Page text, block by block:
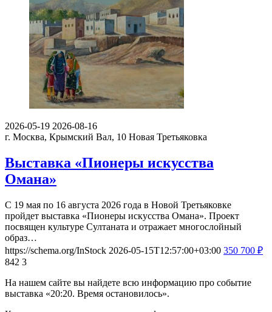
2026-05-19 2026-08-16
г. Москва, Крымский Вал, 10 Новая Третьяковка
Выставка «Пионеры искусства
Омана»
С 19 мая по 16 августа 2026 года в Новой Третьяковке
пройдет выставка «Пионеры искусства Омана». Проект
посвящен культуре Султаната и отражает многослойный
образ…
https://schema.org/InStock 2026-05-15T12:57:00+03:00 350 700 ₽
842 3
На нашем сайте вы найдете всю информацию про событие
выставка «20:20. Время остановилось».